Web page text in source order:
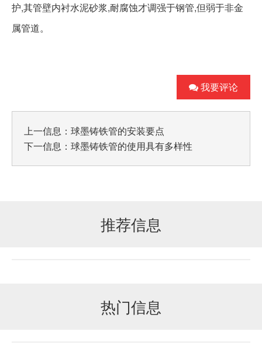
护,其管壁内衬水泥砂浆,耐腐蚀才调强于钢管,但弱于非金
属管道。
我要评论
上一信息： 球墨铸铁管的安装要点
下一信息： 球墨铸铁管的使用具有多样性
推荐信息
热门信息